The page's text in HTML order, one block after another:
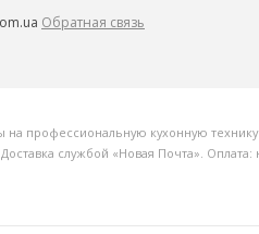
Обратная связь
профессиональную кухонную
службой «Новая Почта».